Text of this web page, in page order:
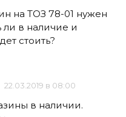
на ТОЗ 78-01 нужен
ли в наличие и
стоить?
22.03.2019 в 08:00
в наличии.